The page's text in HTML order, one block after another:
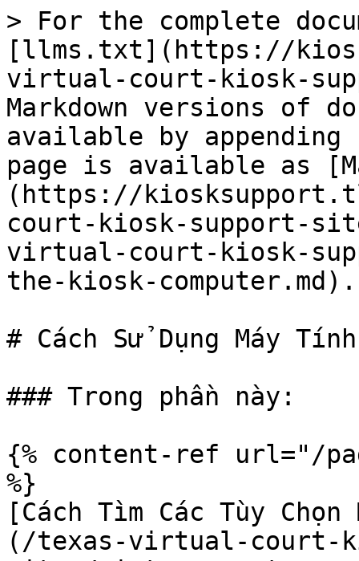
> For the complete
[llms.txt](https://
virtual-court-kiosk-
Markdown versions of
available by
page is available as
(https://
court-kiosk-support-
virtual-court-kiosk-
the-kiosk-computer.md).
# Cách Sử Dụng Máy
### Trong phần này:
{% content-ref url="/
%}
[Cách Tìm Các Tùy
(/texas-virtual-court-